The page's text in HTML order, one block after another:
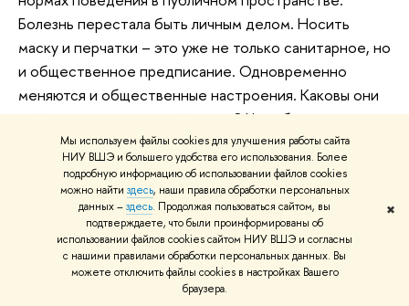
Мы используем файлы cookies для улучшения работы сайта
НИУ ВШЭ и большего удобства его использования. Более
подробную информацию об использовании файлов cookies
можно найти здесь, наши правила обработки персональных
данных –здесь. Продолжая пользоваться сайтом, вы
подтверждаете, что были проинформированы об
использовании файлов cookies сайтом НИУ ВШЭ и согласны
с нашими правилами обработки персональных данных. Вы
можете отключить файлы cookies в настройках Вашего
браузера.
✖
Болезнь перестала быть личным делом. Носить
маску и перчатки – это уже не только санитарное, но
и общественное предписание. Одновременно
меняются и общественные настроения. Каковы они
сейчас, в период второй волны? Чего боятся люди и
на что надеются? Как оценивают действия властей в
борьбе с инфекцией и ее последствиями?
Рассказывает ведущий научный сотрудник
Лаборатории сравнительных социальных
исследований НИУ ВШЭЭдуард Понарин.
Подробнее